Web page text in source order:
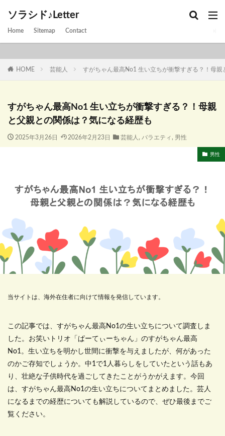
ソラシド♪Letter
Home Sitemap Contact
HOME 芸能人 すがちゃん最高No1 生い立ちが衝撃すぎる？！母
すがちゃん最高No1 生い立ちが衝撃すぎる？！母親
と父親との関係は？気になる経歴も
2025年3月26日 2026年2月23日 芸能人 , バラエティ , 男性
男性
当サイトは、海外在住者に向けて情報を発信しています。
この記事では、すがちゃん最高No1の生い立ちについて調査しま
した。お笑いトリオ「ぱーてぃーちゃん」のすがちゃん最高
No1。生い立ちを明かし世間に衝撃を与えましたが、何があった
のかご存知でしょうか。中1で1人暮らしをしていたという話もあ
り、壮絶な子供時代を過ごしてきたことがうかがえます。今回
は、すがちゃん最高No1の生い立ちについてまとめました。芸人
になるまでの経歴についても解説しているので、ぜひ最後までご
覧ください。